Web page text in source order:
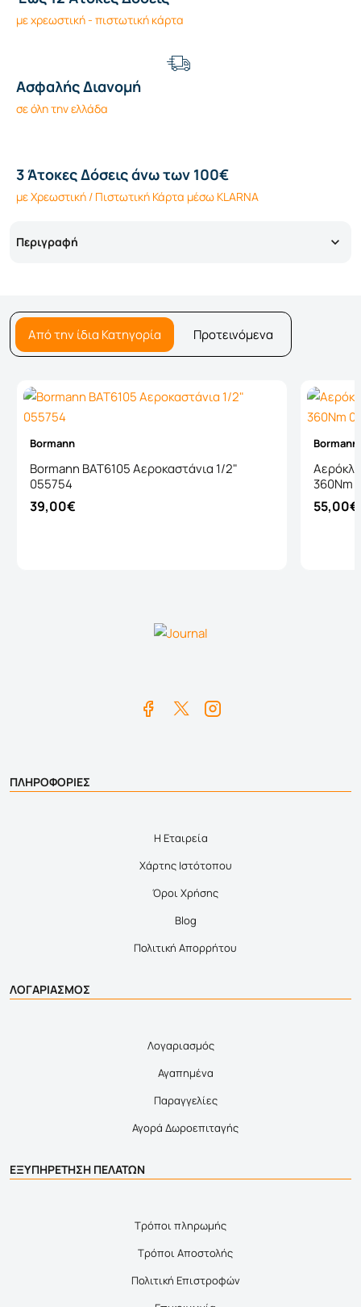
με χρεωστική - πιστωτική κάρτα
Ασφαλής Διανομή
σε όλη την ελλάδα
3 Άτοκες Δόσεις άνω των 100€
με Χρεωστική / Πιστωτική Κάρτα μέσω KLARNA
Περιγραφή
Από την ίδια Κατηγορία Προτεινόμενα
Bormann
Bormann BAT6105 Αεροκαστάνια 1/2"
055754
39,00€
Bormann
360Nm
55,00€
ΠΛΗΡΟΦΟΡΙΕΣ
Η Εταιρεία
Χάρτης Ιστότοπου
Όροι Χρήσης
Blog
Πολιτική Απορρήτου
ΛΟΓΑΡΙΑΣΜΟΣ
Λογαριασμός
Αγαπημένα
Παραγγελίες
Αγορά Δωροεπιταγής
ΕΞΥΠΗΡΕΤΗΣΗ ΠΕΛΑΤΩΝ
Τρόποι πληρωμής
Τρόποι Αποστολής
Πολιτική Επιστροφών